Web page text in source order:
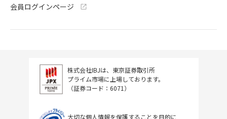
会員ログインページ
株式会社IBJは、東京証券取引所
プライム市場に上場しております。
（証券コード：6071）
大切な個人情報を保護することを目的に